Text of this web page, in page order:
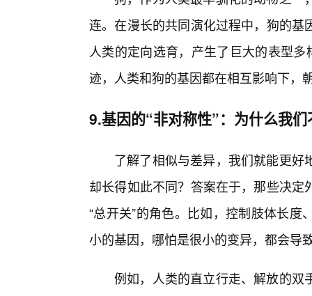
连。在漫长的共同演化过程中，狗的
人类的定向选育，产生了巨大的表型
迹，人类和狗的基因都在相互影响下，
9.基因的“非对称性”：为什么我
了解了相似与差异，我们就能更
却长得如此不同？答案在于，那些决
“总开关”的角色。比如，控制肢体长
小的基因，哪怕是很小的变异，都会导
例如，人类的直立行走、解放的双